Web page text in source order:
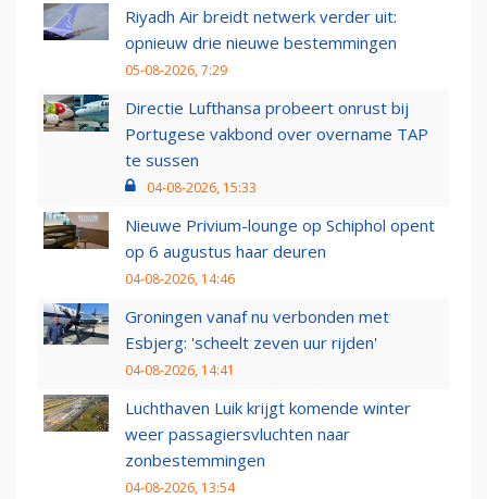
Riyadh Air breidt netwerk verder uit:
opnieuw drie nieuwe bestemmingen
05-08-2026, 7:29
Directie Lufthansa probeert onrust bij
Portugese vakbond over overname TAP
te sussen
04-08-2026, 15:33
Nieuwe Privium-lounge op Schiphol opent
op 6 augustus haar deuren
04-08-2026, 14:46
Groningen vanaf nu verbonden met
Esbjerg: 'scheelt zeven uur rijden'
04-08-2026, 14:41
Luchthaven Luik krijgt komende winter
weer passagiersvluchten naar
zonbestemmingen
04-08-2026, 13:54